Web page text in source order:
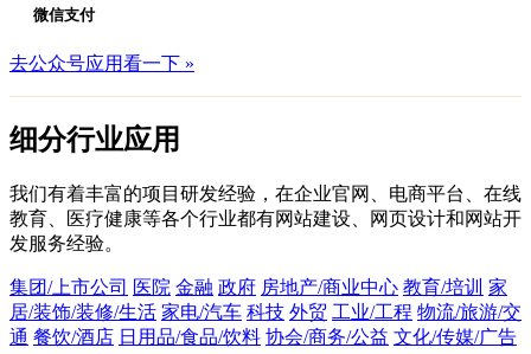
微信支付
去公众号应用看一下 »
细分行业应用
我们有着丰富的项目研发经验，在企业官网、电商平台、在线
教育、医疗健康等各个行业都有网站建设、网页设计和网站开
发服务经验。
集团/上市公司 医院 金融 政府 房地产/商业中心 教育/培训 家
居/装饰/装修/生活 家电/汽车 科技 外贸 工业/工程 物流/旅游/交
通 餐饮/酒店 日用品/食品/饮料 协会/商务/公益 文化/传媒/广告